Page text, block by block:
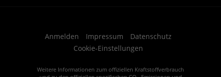
Anmelden Impressum
Datenschutz
Cookie-Einstellungen
Weitere Informationen zum offiziellen Kraftstoffverbrauch